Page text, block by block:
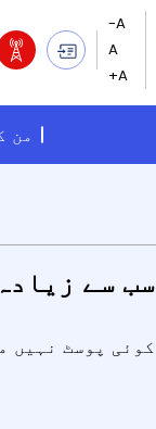
من
سب سے
کوئی پوسٹ نہیں